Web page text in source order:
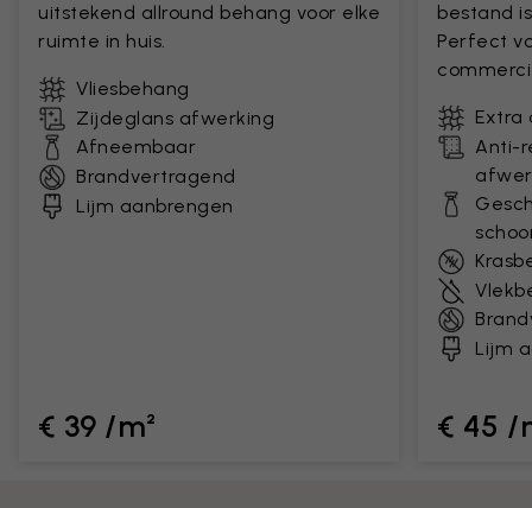
uitstekend allround behang voor elke
ruimte in huis.
Vliesbehang
Zijdeglans afwerking
Afneembaar
Brandvertragend
Lijm aanbrengen
€ 39 /m²
bestand
Perfect
Extra
Anti-
Lijm
€ 45 /